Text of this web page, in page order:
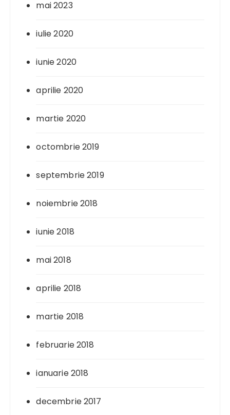
mai 2023
iulie 2020
iunie 2020
aprilie 2020
martie 2020
octombrie 2019
septembrie 2019
noiembrie 2018
iunie 2018
mai 2018
aprilie 2018
martie 2018
februarie 2018
ianuarie 2018
decembrie 2017